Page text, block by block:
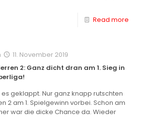
Read more
11. November 2019
2: Ganz dicht dran am 1. Sieg in
geklappt. Nur ganz knapp rutschten
2 am 1. Spielgewinn vorbei. Schon am
war die dicke Chance da. Wieder